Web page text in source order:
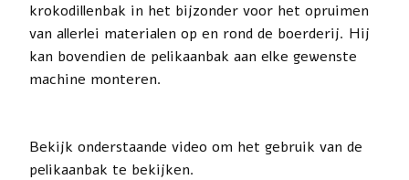
krokodillenbak in het bijzonder voor het opruimen
van allerlei materialen op en rond de boerderij. Hij
kan bovendien de pelikaanbak aan elke gewenste
machine monteren.
Bekijk onderstaande video om het gebruik van de
pelikaanbak te bekijken.